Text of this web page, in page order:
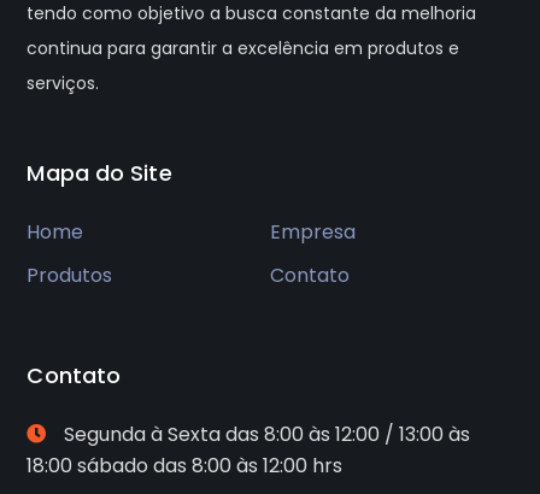
tendo como objetivo a busca constante da melhoria
continua para garantir a excelência em produtos e
serviços.
Mapa do Site
Home
Empresa
Produtos
Contato
Contato
Segunda à Sexta das 8:00 às 12:00 / 13:00 às
18:00 sábado das 8:00 às 12:00 hrs